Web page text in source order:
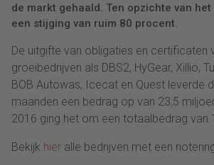
de markt gehaald. Ten opzichte van
een stijging van ruim 80 procent.
De uitgifte van obligaties en certificaten
groeibedrijven als DBS2, HyGear, Xillio,
BOB Autowas, Icecat en Quest leverde
maanden een bedrag op van 23,5
2016 ging het om een totaalbedrag van
Bekijk hier alle bedrijven met een